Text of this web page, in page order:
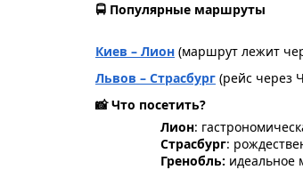
🚍 Популярные маршруты
Киев – Лион (маршрут лежит
Львов – Страсбург (рейс
📸 Что посетить?
Лион:
Страсбург:
Гренобль: идеальное